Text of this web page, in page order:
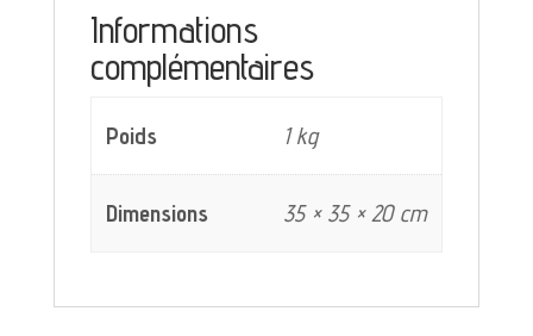
décorInformations
complémentaires
Poids 1 kg
Dimensions 35 × 35 × 20 cm